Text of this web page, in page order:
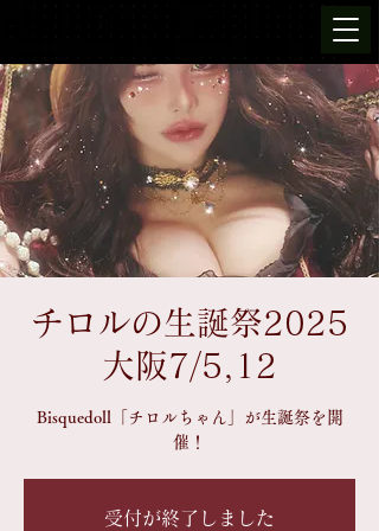
チロルの生誕祭2025
大阪7/5,12
Bisquedoll「チロルちゃん」が生誕祭を開
催！
受付が終了しました